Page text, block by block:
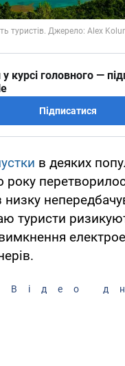
курсі головного —
Підписатися
в деяких
року
низку
туристи
Відео